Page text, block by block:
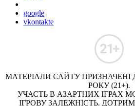
google
vkontakte
МАТЕРІАЛИ САЙТУ ПРИЗНАЧЕНІ
РОКУ (21+).
УЧАСТЬ В АЗАРТНИХ ІГРАХ
ІГРОВУ ЗАЛЕЖНІСТЬ.